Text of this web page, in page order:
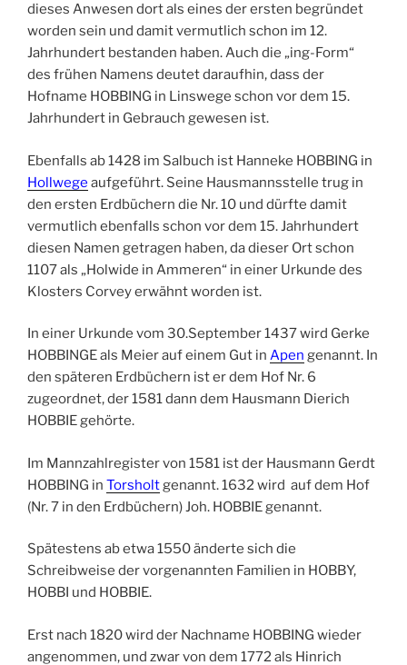
dieses Anwesen dort als eines der ersten begründet
worden sein und damit vermutlich schon im 12.
Jahrhundert bestanden haben. Auch die „ing-Form“
des frühen Namens deutet daraufhin, dass der
Hofname HOBBING in Linswege schon vor dem 15.
Jahrhundert in Gebrauch gewesen ist.
Ebenfalls ab 1428 im Salbuch ist Hanneke HOBBING in
Hollwege aufgeführt. Seine Hausmannsstelle trug in
den ersten Erdbüchern die Nr. 10 und dürfte damit
vermutlich ebenfalls schon vor dem 15. Jahrhundert
diesen Namen getragen haben, da dieser Ort schon
1107 als „Holwide in Ammeren“ in einer Urkunde des
Klosters Corvey erwähnt worden ist.
In einer Urkunde vom 30.September 1437 wird Gerke
HOBBINGE als Meier auf einem Gut in Apen genannt. In
den späteren Erdbüchern ist er dem Hof Nr. 6
zugeordnet, der 1581 dann dem Hausmann Dierich
HOBBIE gehörte.
Im Mannzahlregister von 1581 ist der Hausmann Gerdt
HOBBING in Torsholtgenannt. 1632 wird auf dem Hof
(Nr. 7 in den Erdbüchern) Joh. HOBBIE genannt.
Spätestens ab etwa 1550 änderte sich die
Schreibweise der vorgenannten Familien in HOBBY,
HOBBI und HOBBIE.
Erst nach 1820 wird der Nachname HOBBING wieder
angenommen, und zwar von dem 1772 als Hinrich